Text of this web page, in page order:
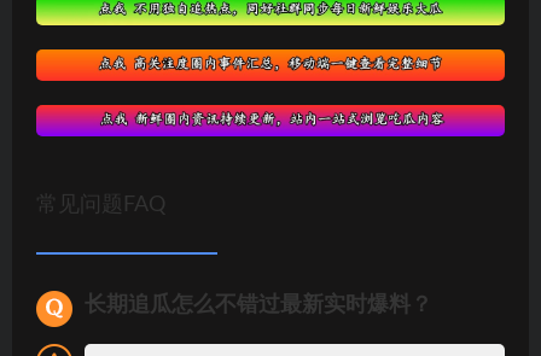
常见问题FAQ
长期追瓜怎么不错过最新实时爆料？